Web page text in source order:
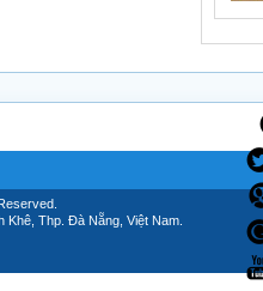
Khê, Thp. Đà Nẵng, Việt Nam.